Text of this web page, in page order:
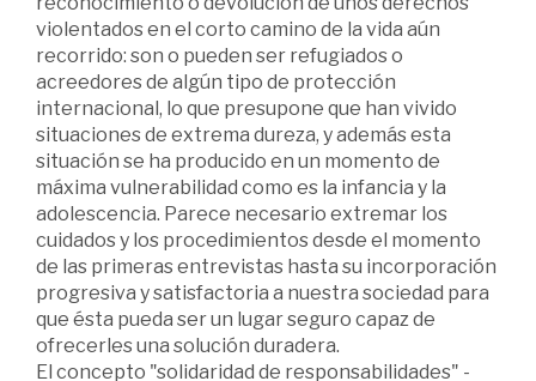
violentados en el corto camino de la vida aún
recorrido: son o pueden ser refugiados o
acreedores de algún tipo de protección
internacional, lo que presupone que han vivido
situaciones de extrema dureza, y además esta
situación se ha producido en un momento de
máxima vulnerabilidad como es la infancia y la
adolescencia. Parece necesario extremar los
cuidados y los procedimientos desde el momento
de las primeras entrevistas hasta su incorporación
progresiva y satisfactoria a nuestra sociedad para
que ésta pueda ser un lugar seguro capaz de
ofrecerles una solución duradera.
El concepto "solidaridad de responsabilidades" -